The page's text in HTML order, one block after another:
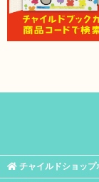
チャイルドショップ